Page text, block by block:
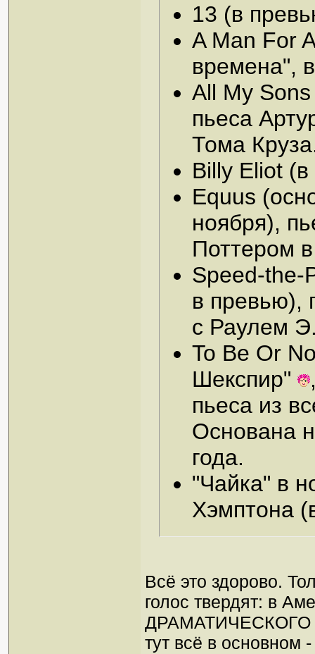
13 (в
A Man For
времена",
All My
пьеса
Тома
Billy Eliot
Equus
ноября),
Поттером
Speed-the-
в превью),
с Раулем
To Be Or
Шекспир"
пьеса из
Основана
года.
"Чайка" в
Хэмптона
Всё это здорово.
голос твердят: в
ДРАМАТИЧЕСКОГО
тут всё в основном